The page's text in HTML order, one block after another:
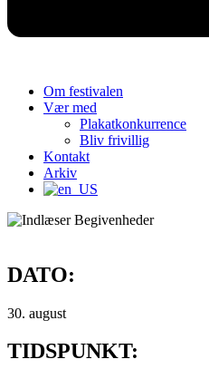
Om festivalen
Vær med
Plakatkonkurrence
Bliv frivillig
Kontakt
Arkiv
DATO:
30. august
TIDSPUNKT: